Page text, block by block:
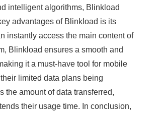
intelligent algorithms, Blinkload
advantages of Blinkload is its
instantly access the main content of
Blinkload ensures a smooth and
it a must-have tool for mobile
limited data plans being
amount of data transferred,
their usage time. In conclusion,